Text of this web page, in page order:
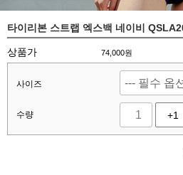
타이리본 스트랩 엑스백 네이비
상품가 74,000원
사이즈
수량 +1